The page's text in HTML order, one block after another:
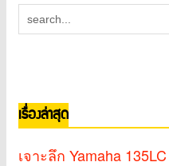
เรื่องล่าสุด
เจาะลึก Yamaha